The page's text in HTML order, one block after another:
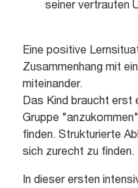
seiner vertrauten
Eine positive
Zusammenhang mit
miteinander.
Das Kind braucht erst
Gruppe
finden. Strukturierte
sich zurecht zu finden.
In dieser ersten